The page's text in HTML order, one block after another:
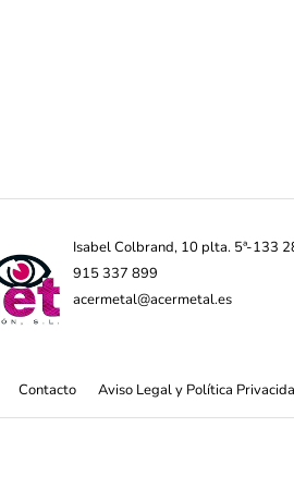
Isabel Colbrand, 10 plta. 5ª-133
915 337 899
acermetal@acermetal.es
Contacto Aviso Legal y Política